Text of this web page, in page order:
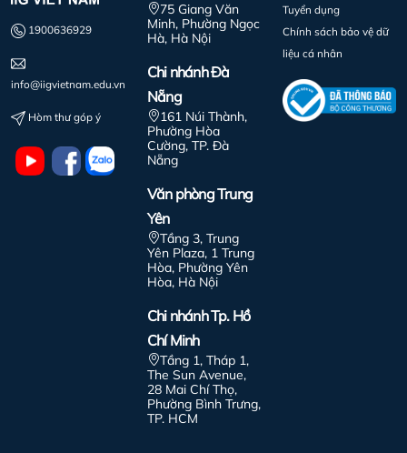
1900636929
info@iigvietnam.edu.vn
Hòm thư góp ý
75 Giang Văn
Minh, Phường Ngọc
Hà, Hà Nội
Chi nhánh Đà
Nẵng
161 Núi Thành,
Phường Hòa
Cường, TP. Đà
Nẵng
Văn phòng Trung
Yên
Tầng 3, Trung
Yên Plaza, 1 Trung
Hòa, Phường Yên
Hòa, Hà Nội
Chi nhánh Tp. Hồ
Chí Minh
Tầng 1, Tháp 1,
The Sun Avenue,
28 Mai Chí Thọ,
Phường Bình Trưng,
TP. HCM
Tuyển dụng
Chính sách bảo vệ dữ
liệu cá nhân